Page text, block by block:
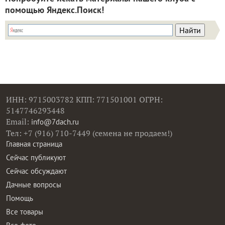
помощью Яндекс.Поиск!
ИНН: 9715003782 КПП: 771501001 ОГРН:
5147746293448
Email: info@7dach.ru
Тел: +7 (916) 710-7449 (семена не продаем!)
Главная страница
Сейчас публикуют
Сейчас обсуждают
Дачные вопросы
Помощь
Все товары